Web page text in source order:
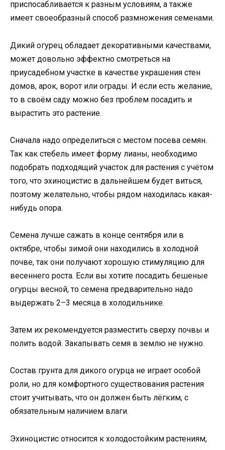
приспосабливается к разным условиям, а также
имеет своеобразный способ размножения семенами.
Дикий огурец обладает декоративными качествами,
может довольно эффектно смотреться на
приусадебном участке в качестве украшения стен
домов, арок, ворот или ограды. И если есть желание,
то в своём саду можно без проблем посадить и
вырастить это растение.
Сначала надо определиться с местом посева семян.
Так как стебель имеет форму лианы, необходимо
подобрать подходящий участок для растения с учётом
того, что эхиноцистис в дальнейшем будет виться,
поэтому желательно, чтобы рядом находилась какая-
нибудь опора.
Семена лучше сажать в конце сентября или в
октябре, чтобы зимой они находились в холодной
почве, так они получают хорошую стимуляцию для
весеннего роста. Если вы хотите посадить бешеные
огурцы весной, то семена предварительно надо
выдержать 2–3 месяца в холодильнике.
Затем их рекомендуется разместить сверху почвы и
полить водой. Закапывать семя в землю не нужно.
Состав грунта для дикого огурца не играет особой
роли, но для комфортного существования растения
стоит учитывать, что он должен быть лёгким, с
обязательным наличием влаги.
Эхиноцистис относится к холодостойким растениям,